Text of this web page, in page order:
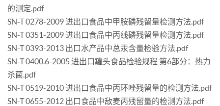
的测定.pdf
SN-T 0278-2009 进出口食品中甲胺磷残留量检测方法.pdf
SN-T 0351-2009 进出口食品中丙线磷残留量检测方法.pdf
SN-T 0393-2013 出口水产品中总汞含量检验方法.pdf
SN-T 0400.6-2005 进出口罐头食品检验规程 第6部分：热力
杀菌.pdf
SN-T 0519-2010 进出口食品中丙环唑残留量的检测方法.pdf
SN-T 0655-2012 出口食品中敌麦丙残留量的检测方法.pdf